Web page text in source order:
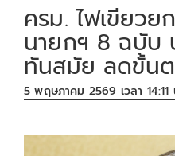
ครม. ไฟเขียวย
นายกฯ 8 ฉบับ
ทันสมัย ลดขั้น
5 พฤษภาคม 2569 เวลา 14:11